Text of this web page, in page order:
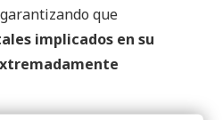
que
implicados en su